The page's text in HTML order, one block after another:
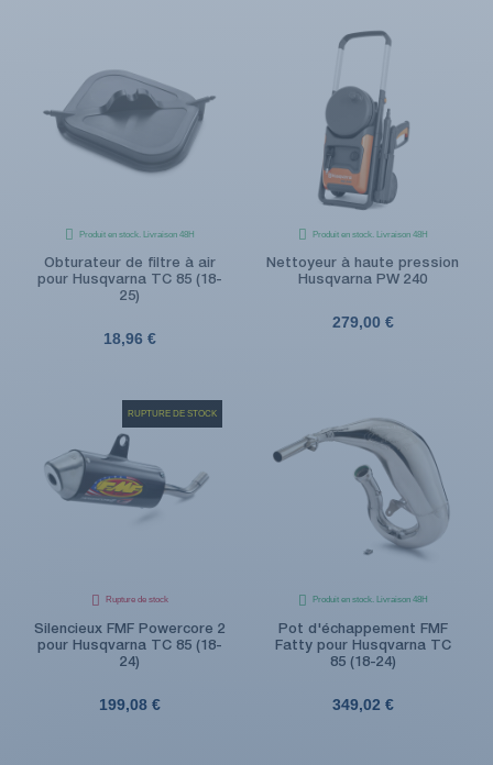
Produit en stock. Livraison 48H
Obturateur de filtre à air
pour Husqvarna TC 85 (18-
25)
18,96 €
Produit en stock. Livraison 48H
Nettoyeur à haute pression
Husqvarna PW 240
279,00 €
RUPTURE DE STOCK
Rupture de stock
Silencieux FMF Powercore 2
pour Husqvarna TC 85 (18-
24)
199,08 €
Produit en stock. Livraison 48H
Pot d'échappement FMF
Fatty pour Husqvarna TC
85 (18-24)
349,02 €